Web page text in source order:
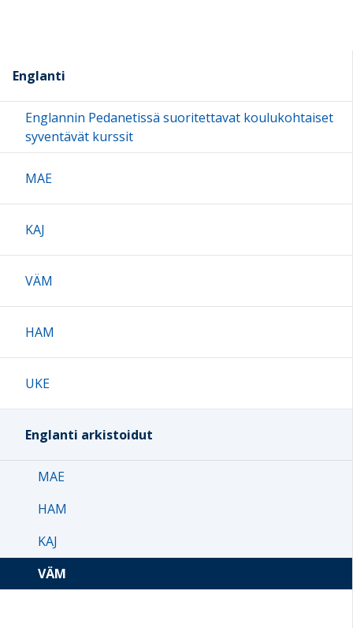
Englanti
Englannin Pedanetissä suoritettavat koulukohtaiset
syventävät kurssit
MAE
KAJ
VÄM
HAM
UKE
Englanti arkistoidut
MAE
HAM
KAJ
VÄM